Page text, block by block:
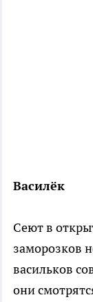
Василёк
Сеют в
заморозков
васильков
они